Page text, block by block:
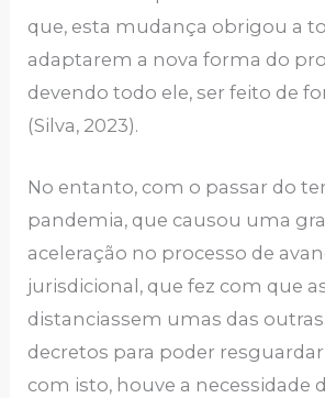
que, esta mudança obrigou a
adaptarem a nova forma do
devendo todo ele, ser feito de
(Silva, 2023).
No entanto, com o passar do
pandemia, que causou uma
aceleração no processo de
jurisdicional, que fez com que
distanciassem umas das
decretos para poder
com isto, houve a necessidade